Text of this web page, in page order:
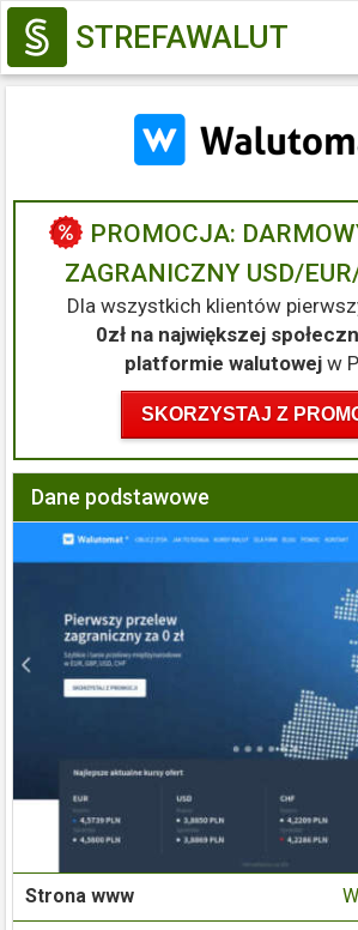
STREFAWALUT
PROMOCJA:
ZAGRANICZNY USD/
Dla wszystkich klientów
0zł na największej
platformie walutowejw
SKORZYSTAJ Z
Dane podstawowe
Strona www